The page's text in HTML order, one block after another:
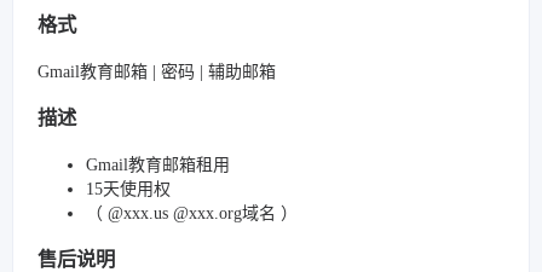
格式
Gmail教育邮箱 | 密码 | 辅助邮箱
描述
Gmail教育邮箱租用
15天使用权
（ @xxx.us @xxx.org域名 ）
售后说明